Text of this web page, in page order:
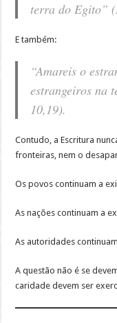
terra do Egito”
E também:
“Amareis o
estrangeiros na
10,19).
Contudo, a Escritura
fronteiras, nem o
Os povos continuam a
As nações continuam a
As autoridades
A questão não é se
caridade devem ser